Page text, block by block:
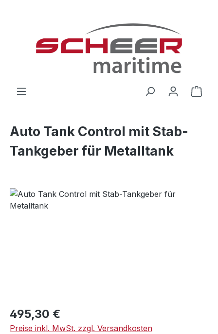
Auto Tank Control mit Stab-
Tankgeber für Metalltank
Bildergalerie überspringen
Regulärer Preis:
495,30 €
Preise inkl. MwSt. zzgl. Versandkosten